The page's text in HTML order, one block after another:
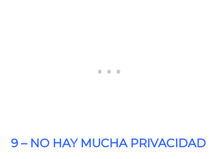
9 – NO HAY MUCHA PRIVACIDAD